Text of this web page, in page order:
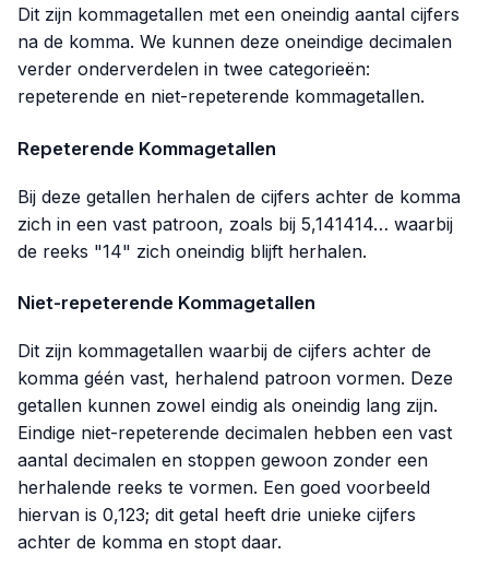
Dit zijn kommagetallen met een oneindig aantal cijfers
na de komma. We kunnen deze oneindige decimalen
verder onderverdelen in twee categorieën:
repeterende en niet-repeterende kommagetallen.
Repeterende Kommagetallen
Bij deze getallen herhalen de cijfers achter de komma
zich in een vast patroon, zoals bij 5,141414… waarbij
de reeks "14" zich oneindig blijft herhalen.
Niet-repeterende Kommagetallen
Dit zijn kommagetallen waarbij de cijfers achter de
komma géén vast, herhalend patroon vormen. Deze
getallen kunnen zowel eindig als oneindig lang zijn.
Eindige niet-repeterende decimalen hebben een vast
aantal decimalen en stoppen gewoon zonder een
herhalende reeks te vormen. Een goed voorbeeld
hiervan is 0,123; dit getal heeft drie unieke cijfers
achter de komma en stopt daar.